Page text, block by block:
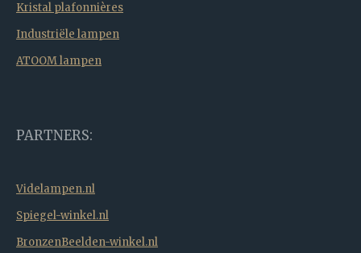
Kristal plafonnières
Industriële lampen
ATOOM lampen
PARTNERS:
Videlampen.nl
Spiegel-winkel.nl
BronzenBeelden-winkel.nl